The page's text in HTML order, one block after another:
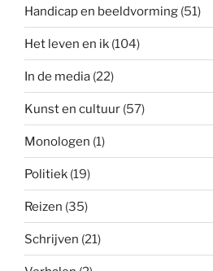
Handicap en beeldvorming (51)
Het leven en ik (104)
In de media (22)
Kunst en cultuur (57)
Monologen (1)
Politiek (19)
Reizen (35)
Schrijven (21)